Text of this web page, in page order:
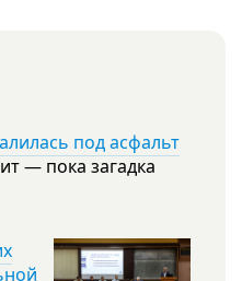
под асфальт
— пока загадка